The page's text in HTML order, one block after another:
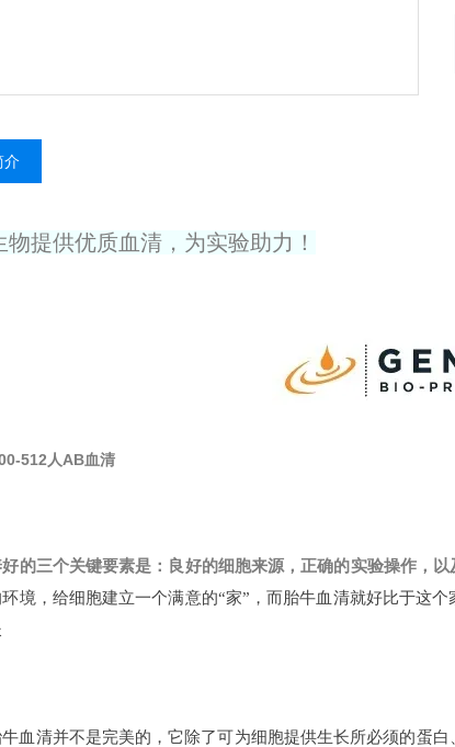
介
物提供优质血清，为实验助力！
512人AB血清
的三个关键要素是：良好的细胞来源，正确的实验操作，
环境，给细胞建立一个满意的“家”，而胎牛血清就好比于这
血清并不是完美的，它除了可为细胞提供生长所必须的蛋